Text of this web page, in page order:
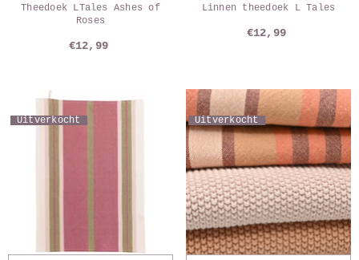
Theedoek LTales Ashes of
Roses
€12,99
Linnen theedoek L Tales
€12,99
Uitverkocht Uitverkocht